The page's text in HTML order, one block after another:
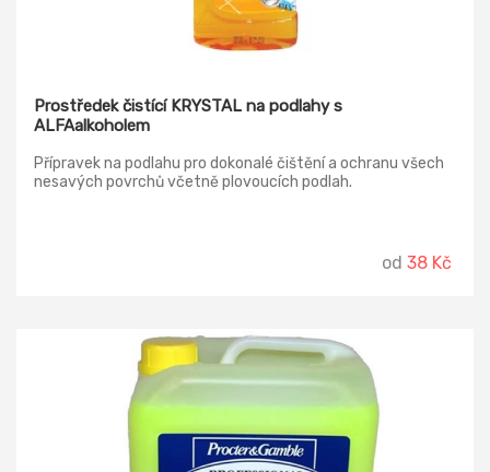
Prostředek čistící KRYSTAL na podlahy s
ALFAalkoholem
Přípravek na podlahu pro dokonalé čištění a ochranu všech
nesavých povrchů včetně plovoucích podlah.
od 38 Kč